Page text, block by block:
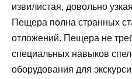
извилистая, довольно
Пещера полна странных
отложений. Пещера не
специальных навыков
оборудования для